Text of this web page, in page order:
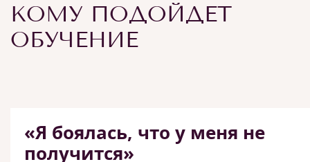
КОМУ ПОДОЙДЕТ
ОБУЧЕНИЕ
«Я боялась, что у меня не
получится»